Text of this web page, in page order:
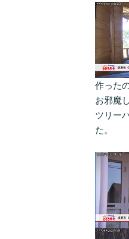
作った
お邪魔
ツリー
た。